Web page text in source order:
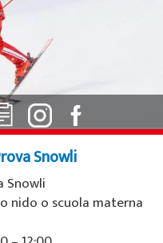
Snowli
Snowli
nido o scuola materna